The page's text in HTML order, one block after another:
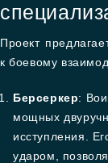
Проект
к боевому
Берсеркер:
мощных
исступления.
ударом,